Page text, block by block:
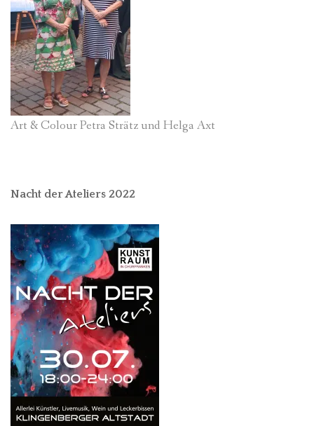
Art & Colour Petra Strätz und Helga Axt
Nacht der Ateliers 2022